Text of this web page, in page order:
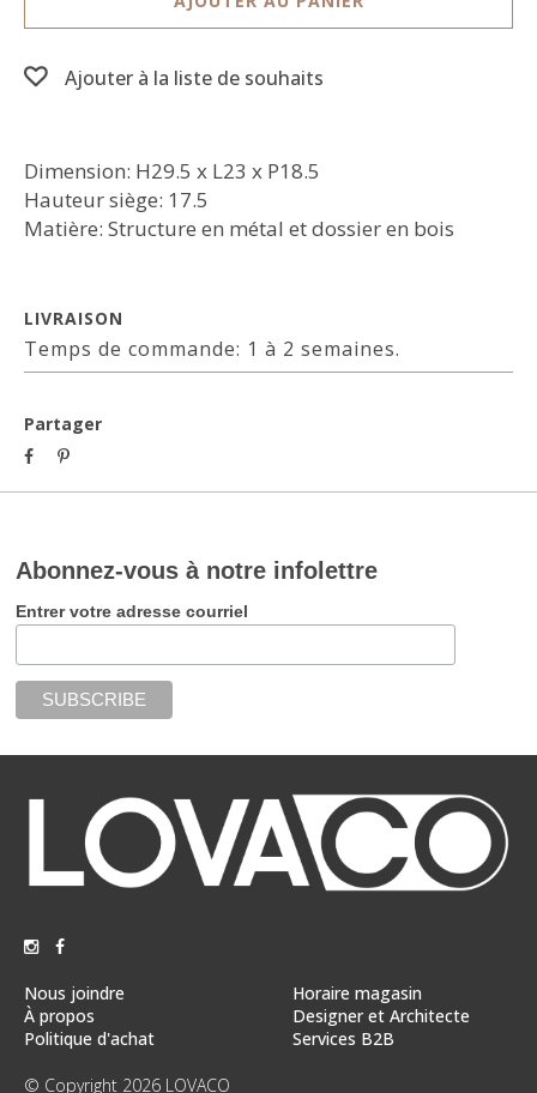
Ajouter à la liste de souhaits
Dimension: H29.5 x L23 x P18.5
Hauteur siège: 17.5
Matière: Structure en métal et dossier en bois
LIVRAISON
Temps de commande: 1 à 2 semaines.
Partager
Abonnez-vous à notre infolettre
Entrer votre adresse courriel
Nous joindre
À propos
Politique d'achat
Horaire magasin
Designer et Architecte
Services B2B
© Copyright 2026 LOVACO